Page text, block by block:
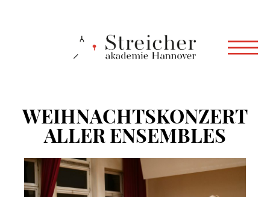
WEIHNACHTSKONZERT
ALLER ENSEMBLES